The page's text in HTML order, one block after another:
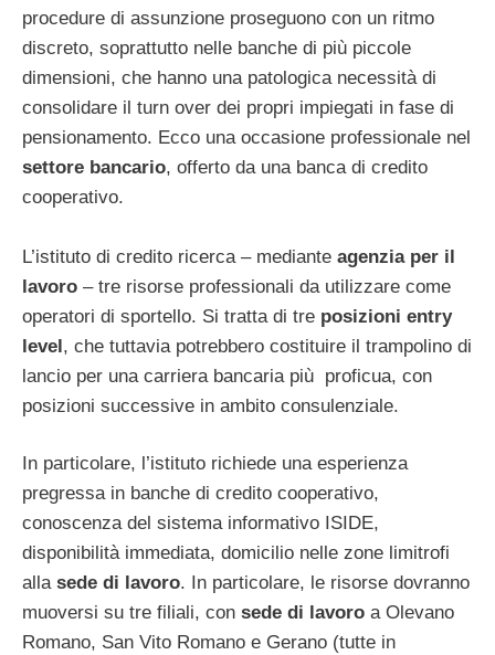
procedure di assunzione proseguono con un ritmo
discreto, soprattutto nelle banche di più piccole
dimensioni, che hanno una patologica necessità di
consolidare il turn over dei propri impiegati in fase di
pensionamento. Ecco una occasione professionale nel
settore bancario, offerto da una banca di credito
cooperativo.
L’istituto di credito ricerca – mediante agenzia per il
lavoro – tre risorse professionali da utilizzare come
operatori di sportello. Si tratta di tre posizioni entry
level, che tuttavia potrebbero costituire il trampolino di
lancio per una carriera bancaria più proficua, con
posizioni successive in ambito consulenziale.
In particolare, l’istituto richiede una esperienza
pregressa in banche di credito cooperativo,
conoscenza del sistema informativo ISIDE,
disponibilità immediata, domicilio nelle zone limitrofi
alla sede di lavoro. In particolare, le risorse dovranno
muoversi su tre filiali, con sede di lavoro a Olevano
Romano, San Vito Romano e Gerano (tutte in